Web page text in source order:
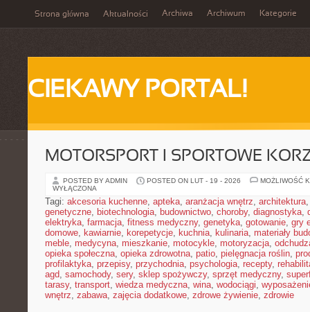
Strona główna Aktualności Archiwa Archiwum Kategorie
CIEKAWY PORTAL!
MOTORSPORT I SPORTOWE
POSTED BY ADMIN POSTED ON LUT - 19 - 2026
MOŻLIWOŚĆ
WYŁĄCZONA
Tagi: akcesoria kuchenne, apteka, aranżacja wnętrz, architektura
genetyczne, biotechnologia, budownictwo, choroby, diagnostyka,
elektryka, farmacja, fitness medyczny, genetyka, gotowanie, gry
domowe, kawiarnie, korepetycje, kuchnia, kulinaria, materiały
meble, medycyna, mieszkanie, motocykle, motoryzacja,
opieka społeczna, opieka zdrowotna, patio, pielęgnacja roślin,
profilaktyka, przepisy, przychodnia, psychologia, recepty,
agd, samochody, sery, sklep spożywczy, sprzęt medyczny,
tarasy, transport, wiedza medyczna, wina, wodociągi,
wnętrz, zabawa, zajęcia dodatkowe, zdrowe żywienie, zdrowie